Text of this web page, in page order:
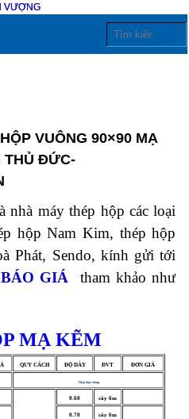
VUÔNG 90×90 MẠ
THỦ ĐỨC-
nhà máy thép hộp các loại
hộp Nam Kim, thép hộp
Phát, Sendo, kính gửi tới
GIÁ
tham khảo như
MẠ KẼM
QUY CÁCH ĐỘ DÀY ĐVT ĐƠN GIÁ
Thép hộp vuông
0.60 cây 6m
0.70 cây 6m